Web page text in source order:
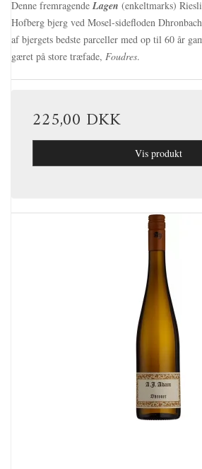
Denne fremragende Lagen (enkeltmarks)
Hofberg bjerg ved Mosel-sidefloden
af bjergets bedste parceller med op til 60 år
gæret på store træfade, Foudres.
225,00 DKK
Vis produkt